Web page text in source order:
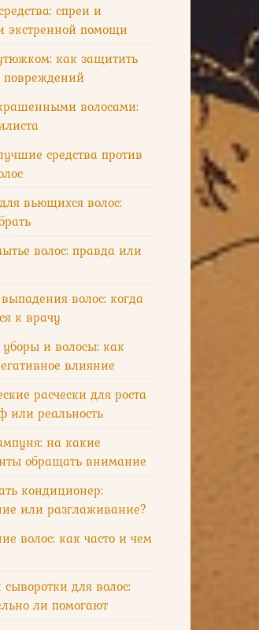
спреи и
экстренной помощи
как защитить
повреждений
волосами:
средства против
вьющихся волос:
волос: правда или
волос: когда
к врачу
и волосы: как
влияние
расчески для роста
или реальность
на какие
обращать внимание
кондиционер:
или разглаживание?
волос: как часто и чем
для волос:
ли помогают